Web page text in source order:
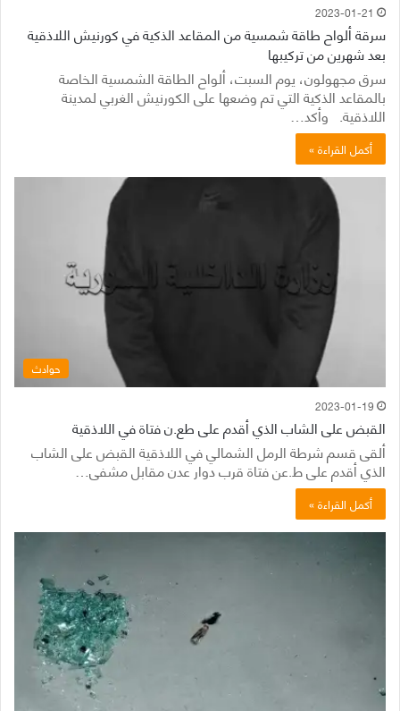
2023-01-21
سرقة ألواح طاقة شمسية من المقاعد الذكية في كورنيش اللاذقية
بعد شهرين من تركيبها
سرق مجهولون، يوم السبت، ألواح الطاقة الشمسية الخاصة
بالمقاعد الذكية التي تم وضعها على الكورنيش الغربي لمدينة
اللاذقية. وأكد…
أكمل القراءة »
حوادث
2023-01-19
القبض على الشاب الذي أقدم على طع.ن فتاة في اللاذقية
ألقى قسم شرطة الرمل الشمالي في اللاذقية القبض على الشاب
الذي أقدم على ط.عن فتاة قرب دوار عدن مقابل مشفى…
أكمل القراءة »